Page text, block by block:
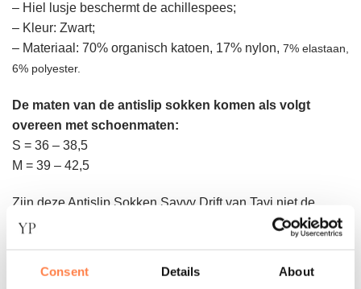
Consent Details About
– Hiel lusje beschermt de achillespees;
– Kleur: Zwart;
– Materiaal: 70% organisch katoen, 17% nylon, 7% elastaan,
6% polyester.
De maten van de antislip sokken komen als volgt
overeen met schoenmaten:
S = 36 – 38,5
M = 39 – 42,5
Zijn deze Antislip Sokken Savvy Drift van Tavi niet de
sokken die je zocht? Bekijk
de andere antislip sokken
Instructie voor het wassen: